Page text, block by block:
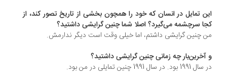
تمایل در انسان که خود را همچون بخشی از تاریخ تصور کند، از
سرچشمه می‌گیرد؟ اصلا شما چنین گرایشی داشتید؟
چنین گرایشی داشتم، اما خیلی وقت است دیگر ندارمش.
چه زمانی چنین گرایشی داشتید؟
در سال 1991 چنین تمایلی در من بود.